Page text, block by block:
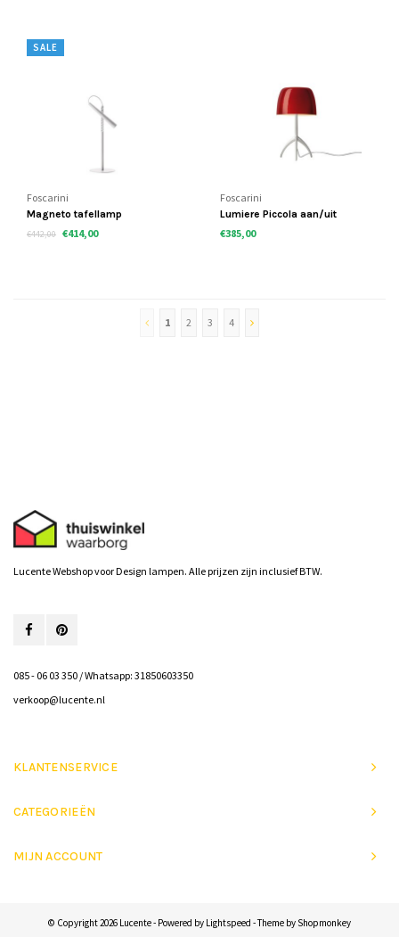
SALE
Foscarini
Magneto tafellamp
€442,00 €414,00
Foscarini
Lumiere Piccola aan/uit
€385,00
1 2 3 4
Lucente Webshop voor Design lampen. Alle prijzen zijn inclusief BTW.
085 - 06 03 350 / Whatsapp: 31850603350
verkoop@lucente.nl
KLANTENSERVICE
CATEGORIEËN
MIJN ACCOUNT
© Copyright 2026 Lucente - Powered by Lightspeed - Theme by Shopmonkey